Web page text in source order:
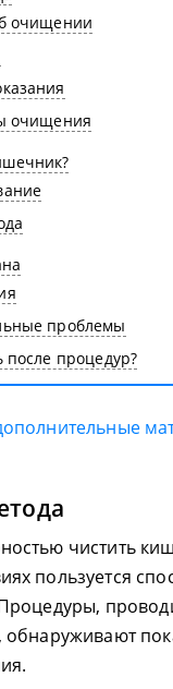
очищении
очищения
проблемы
процедур?
чистить
пользуется
обнаруживают